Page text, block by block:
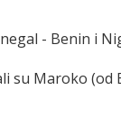
- Benin i
su Maroko (od